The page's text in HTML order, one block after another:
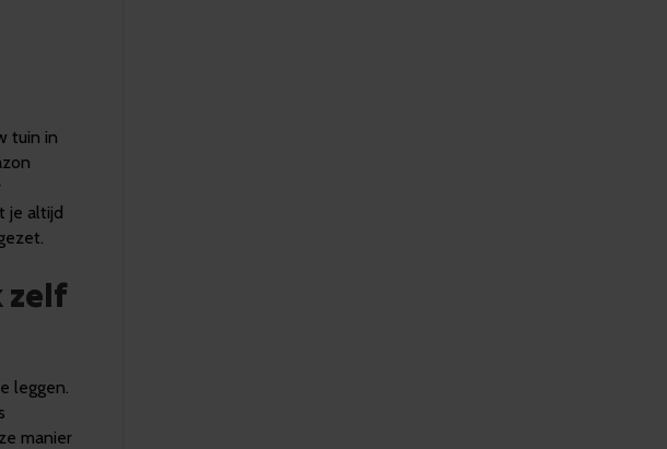
tuin in
je altijd
zelf
leggen.
manier